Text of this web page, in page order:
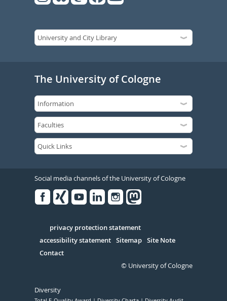
The University of Cologne
Social media channels of the University of Cologne
Serivce
privacy protection statement
accessibility statement Sitemap Site Note
Contact
© University of Cologne
Diversity